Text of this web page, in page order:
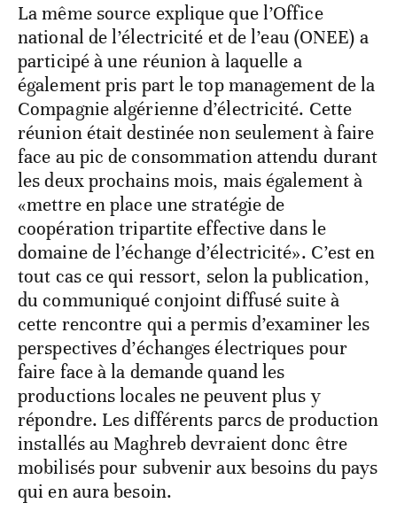
La même source explique que l’Office
national de l’électricité et de l’eau (ONEE) a
participé à une réunion à laquelle a
également pris part le top management de la
Compagnie algérienne d’électricité. Cette
réunion était destinée non seulement à faire
face au pic de consommation attendu durant
les deux prochains mois, mais également à
«mettre en place une stratégie de
coopération tripartite effective dans le
domaine de l’échange d’électricité». C’est en
tout cas ce qui ressort, selon la publication,
du communiqué conjoint diffusé suite à
cette rencontre qui a permis d’examiner les
perspectives d’échanges électriques pour
faire face à la demande quand les
productions locales ne peuvent plus y
répondre. Les différents parcs de production
installés au Maghreb devraient donc être
mobilisés pour subvenir aux besoins du pays
qui en aura besoin.